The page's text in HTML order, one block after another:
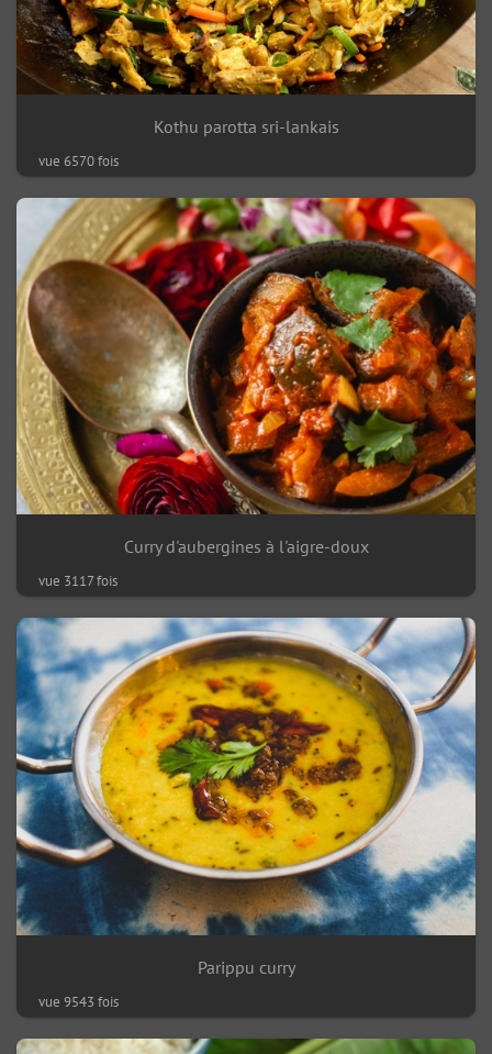
Kothu parotta sri-lankais
vue 6570 fois
Curry d'aubergines à l'aigre-doux
vue 3117 fois
Parippu curry
vue 9543 fois